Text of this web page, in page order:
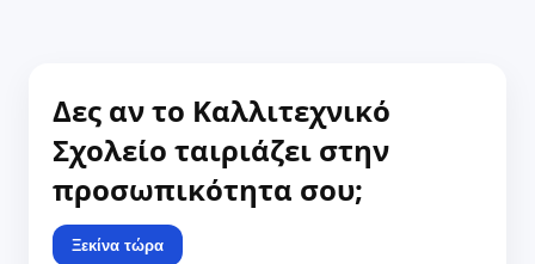
Δες αν το Καλλιτεχνικό
Σχολείο ταιριάζει στην
προσωπικότητα σου;
Ξεκίνα τώρα